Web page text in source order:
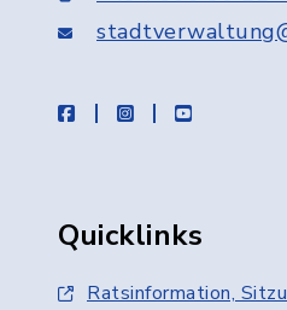
facebookinstagramyoutube
Quicklinks
Ratsinformation,